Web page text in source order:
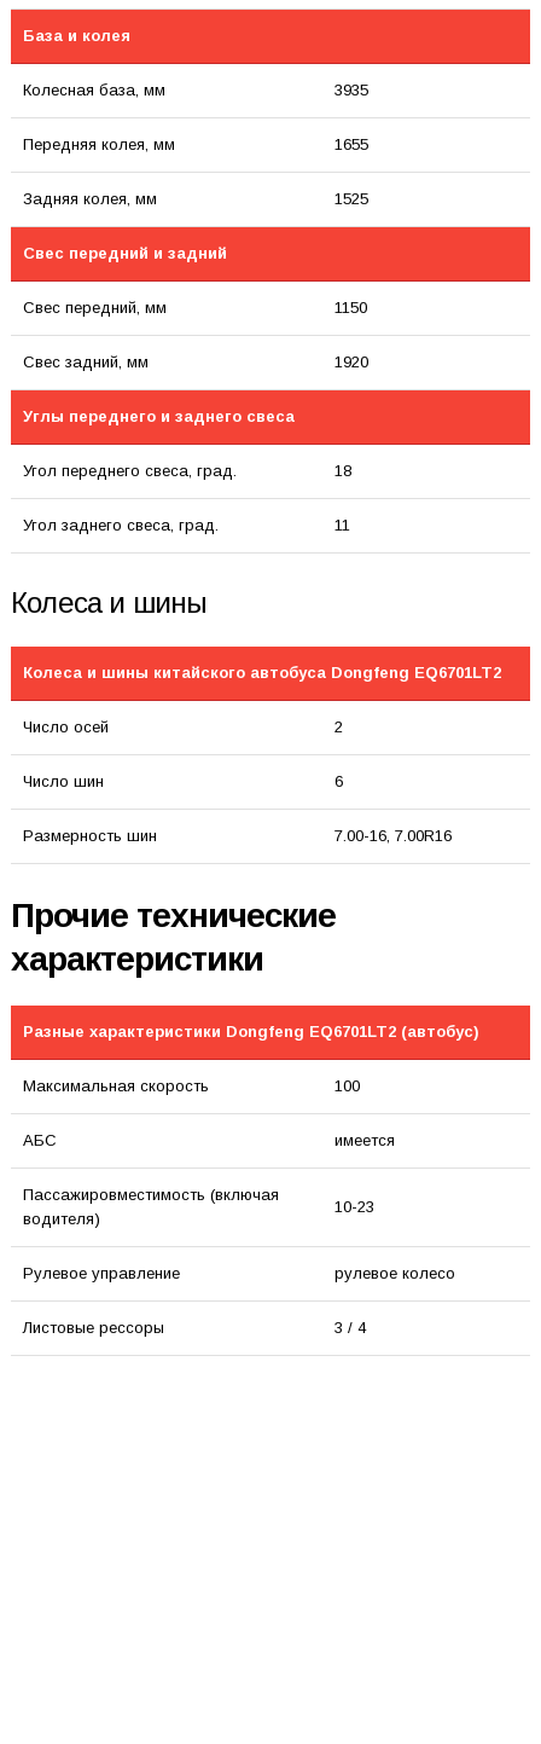
База и колея
Колесная база, мм 3935
Передняя колея, мм 1655
Задняя колея, мм 1525
Свес передний и задний
Свес передний, мм 1150
Свес задний, мм 1920
Углы переднего и заднего свеса
Угол переднего свеса, град. 18
Угол заднего свеса, град. 11
Колеса и шины
Колеса и шины китайского автобуса Dongfeng EQ6701LT2
Число осей 2
Число шин 6
Размерность шин 7.00-16, 7.00R16
Прочие технические
характеристики
Разные характеристики Dongfeng EQ6701LT2 (автобус)
Максимальная скорость 100
АБС имеется
Пассажировместимость (включая
водителя)
10-23
Рулевое управление рулевое колесо
Листовые рессоры 3 / 4